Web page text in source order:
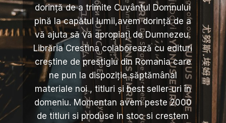
dorință de a trimite Cuvântul Domnului
pină la capătul lumii,avem dorință de a
vă ajuta să vă apropiați de Dumnezeu.
Librăria Crestina colaborează cu edituri
creștine de prestigiu din Romania care
ne pun la dispoziție săptămânal
materiale noi , titluri și best seller-uri în
domeniu. Momentan avem peste 2000
de titluri si produse in stoc si crestem